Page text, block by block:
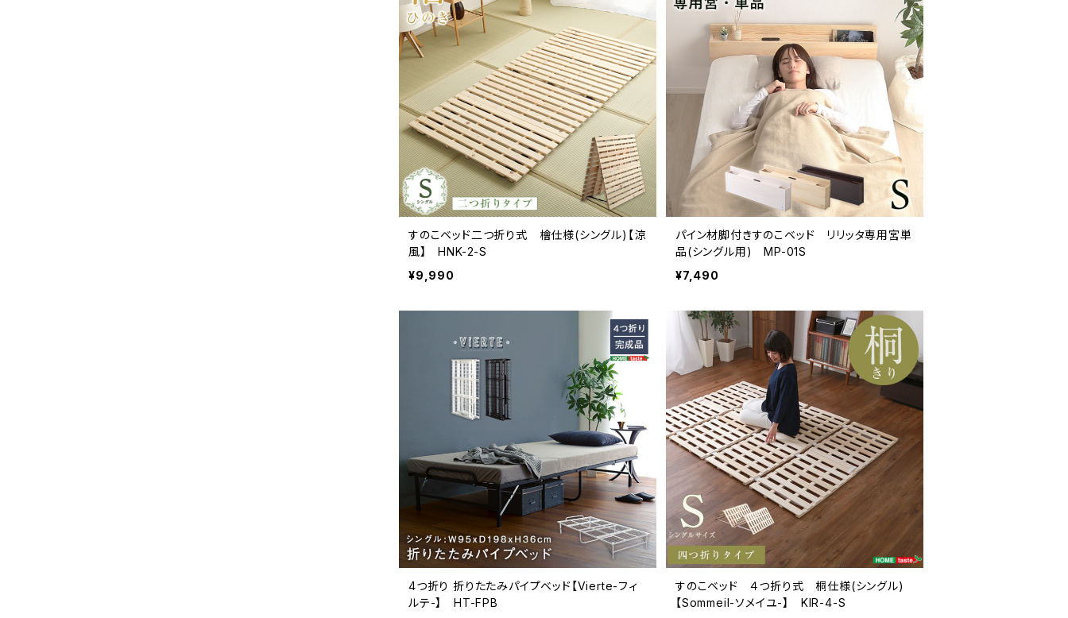
すのこベッド二つ折り式 檜仕様(シングル)【涼
風】 HNK-2-S
¥9,990
パイン材脚付きすのこベッド リリッタ専用宮単
品(シングル用) MP-01S
¥7,490
4つ折り 折りたたみパイプベッド【Vierte-フィ
ルテ-】 HT-FPB
すのこベッド ４つ折り式 桐仕様(シングル)
【Sommeil-ソメイユ-】 KIR-4-S